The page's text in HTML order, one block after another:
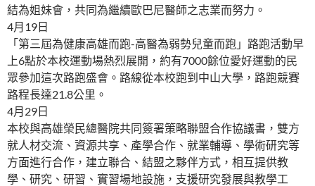
結為姐妹會，共同為繼續歐巴尼醫師之志業而努力。
4月19日
「第三屆為健康高雄而跑-高醫為弱勢兒童而跑」路跑活動早
上6點於本校運動場熱烈展開，約有7000餘位愛好運動的民
眾參加這次路跑盛會。路線從本校跑到中山大學，路跑競賽
路程長達21.8公里。
4月29日
本校與高雄榮民總醫院共同簽署策略聯盟合作協議書，雙方
就人材交流、資源共享、產學合作、就業輔導、學術研究等
方面進行合作，建立聯合、結盟之夥伴方式，相互提供教
學、研究、研習、實習場地設施，支援研究發展與教學工